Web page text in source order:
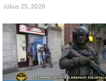
Július 25, 2026